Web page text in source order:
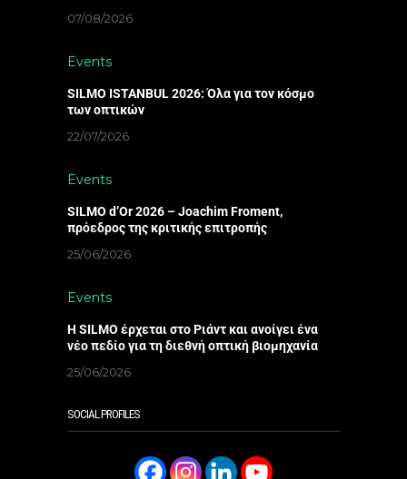
07/08/2026
Events
SILMO ISTANBUL 2026: Όλα για τον κόσμο
των οπτικών
22/07/2026
Events
SILMO d’Or 2026 – Joachim Froment,
πρόεδρος της κριτικής επιτροπής
25/06/2026
Events
Η SILMO έρχεται στο Ριάντ και ανοίγει ένα
νέο πεδίο για τη διεθνή οπτική βιομηχανία
25/06/2026
SOCIAL PROFILES